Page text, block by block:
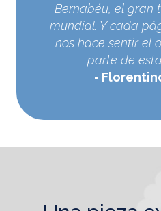
Bernabéu, el gran
mundial. Y cada
nos hace sentir el
parte de